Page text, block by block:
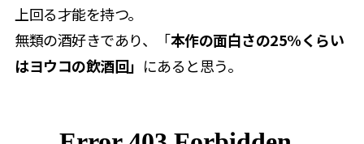
上回る才能を持つ。
無類の酒好きであり、「本作の面白さの25%くらい
はヨウコの飲酒回」 にあると思う。